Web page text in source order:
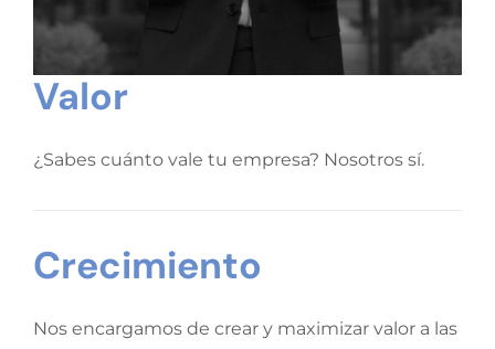
Valor
¿Sabes cuánto vale tu empresa? Nosotros sí.
Crecimiento
Nos encargamos de crear y maximizar valor a las